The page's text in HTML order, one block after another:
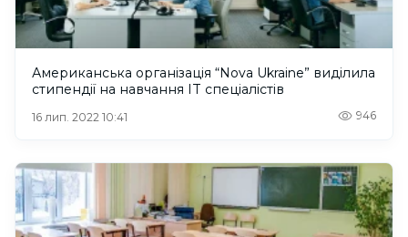
Американська організація “Nova Ukraine” виділила
стипендії на навчання IT спеціалістів
16 лип. 2022 10:41 946